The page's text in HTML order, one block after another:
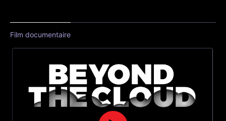
Film documentaire